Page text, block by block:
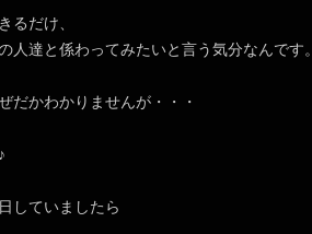
るだけ、
人達と係わってみたいと言う気分なんです。
だかわかりませんが・・・
していましたら